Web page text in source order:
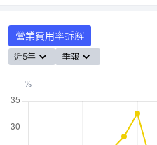
營業費用率拆解
近5年 季報